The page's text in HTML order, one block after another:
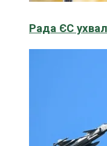
Рада ЄС